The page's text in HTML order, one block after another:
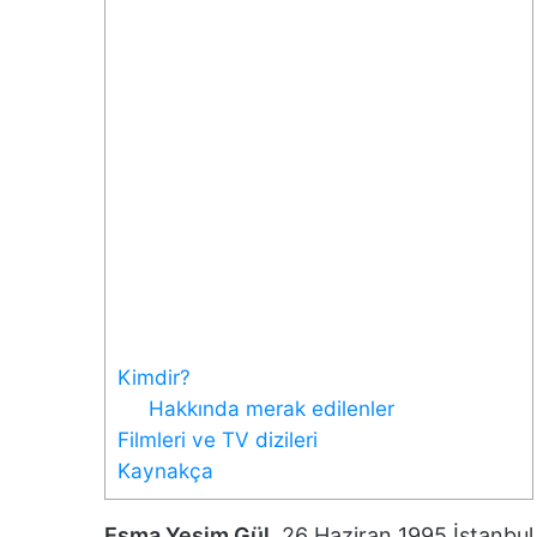
Kimdir?
Hakkında merak edilenler
Filmleri ve TV dizileri
Kaynakça